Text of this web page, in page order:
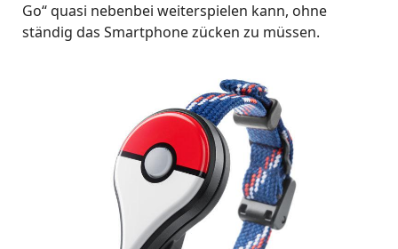
Go“ quasi nebenbei weiterspielen kann, ohne
ständig das Smartphone zücken zu müssen.